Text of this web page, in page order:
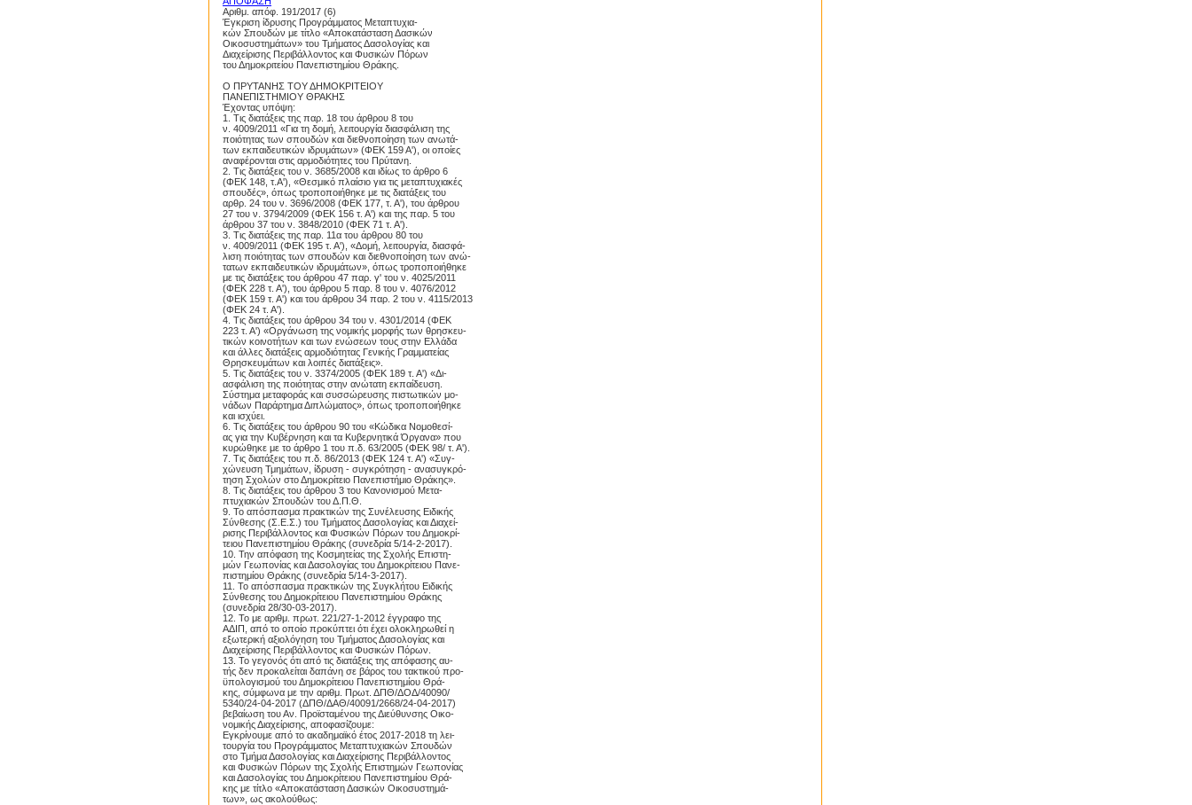
Αριθμ. απόφ. 191/2017 (6)
Έγκριση ίδρυσης Προγράμματος Μεταπτυχια-
κών Σπουδών με τίτλο «Αποκατάσταση Δασικών
Οικοσυστημάτων» του Τμήματος Δασολογίας και
Διαχείρισης Περιβάλλοντος και Φυσικών Πόρων
του Δημοκριτείου Πανεπιστημίου Θράκης.
Ο ΠΡΥΤΑΝΗΣ ΤΟΥ ΔΗΜΟΚΡΙΤΕΙΟΥ
ΠΑΝΕΠΙΣΤΗΜΙΟΥ ΘΡΑΚΗΣ
Έχοντας υπόψη:
1. Τις διατάξεις της παρ. 18 του άρθρου 8 του
ν. 4009/2011 «Για τη δομή, λειτουργία διασφάλιση της
ποιότητας των σπουδών και διεθνοποίηση των ανωτά-
των εκπαιδευτικών ιδρυμάτων» (ΦΕΚ 159 Α'), οι οποίες
αναφέρονται στις αρμοδιότητες του Πρύτανη.
2. Τις διατάξεις του ν. 3685/2008 και ιδίως το άρθρο 6
(ΦΕΚ 148, τ.Α'), «Θεσμικό πλαίσιο για τις μεταπτυχιακές
σπουδές», όπως τροποποιήθηκε με τις διατάξεις του
αρθρ. 24 του ν. 3696/2008 (ΦΕΚ 177, τ. Α'), του άρθρου
27 του ν. 3794/2009 (ΦΕΚ 156 τ. Α') και της παρ. 5 του
άρθρου 37 του ν. 3848/2010 (ΦΕΚ 71 τ. Α').
3. Τις διατάξεις της παρ. 11α του άρθρου 80 του
ν. 4009/2011 (ΦΕΚ 195 τ. Α'), «Δομή, λειτουργία, διασφά-
λιση ποιότητας των σπουδών και διεθνοποίηση των ανώ-
τατων εκπαιδευτικών ιδρυμάτων», όπως τροποποιήθηκε
με τις διατάξεις του άρθρου 47 παρ. γ' του ν. 4025/2011
(ΦΕΚ 228 τ. Α'), του άρθρου 5 παρ. 8 του ν. 4076/2012
(ΦΕΚ 159 τ. Α') και του άρθρου 34 παρ. 2 του ν. 4115/2013
(ΦΕΚ 24 τ. Α').
4. Τις διατάξεις του άρθρου 34 του ν. 4301/2014 (ΦΕΚ
223 τ. Α') «Οργάνωση της νομικής μορφής των θρησκευ-
τικών κοινοτήτων και των ενώσεων τους στην Ελλάδα
και άλλες διατάξεις αρμοδιότητας Γενικής Γραμματείας
Θρησκευμάτων και λοιπές διατάξεις».
5. Τις διατάξεις του ν. 3374/2005 (ΦΕΚ 189 τ. Α') «Δι-
ασφάλιση της ποιότητας στην ανώτατη εκπαίδευση.
Σύστημα μεταφοράς και συσσώρευσης πιστωτικών μο-
νάδων Παράρτημα Διπλώματος», όπως τροποποιήθηκε
και ισχύει.
6. Τις διατάξεις του άρθρου 90 του «Κώδικα Νομοθεσί-
ας για την Κυβέρνηση και τα Κυβερνητικά Όργανα» που
κυρώθηκε με το άρθρο 1 του π.δ. 63/2005 (ΦΕΚ 98/ τ. Α').
7. Τις διατάξεις του π.δ. 86/2013 (ΦΕΚ 124 τ. Α') «Συγ-
χώνευση Τμημάτων, ίδρυση - συγκρότηση - ανασυγκρό-
τηση Σχολών στο Δημοκρίτειο Πανεπιστήμιο Θράκης».
8. Τις διατάξεις του άρθρου 3 του Κανονισμού Μετα-
πτυχιακών Σπουδών του Δ.Π.Θ.
9. Το απόσπασμα πρακτικών της Συνέλευσης Ειδικής
Σύνθεσης (Σ.Ε.Σ.) του Τμήματος Δασολογίας και Διαχεί-
ρισης Περιβάλλοντος και Φυσικών Πόρων του Δημοκρί-
τειου Πανεπιστημίου Θράκης (συνεδρία 5/14-2-2017).
10. Την απόφαση της Κοσμητείας της Σχολής Επιστη-
μών Γεωπονίας και Δασολογίας του Δημοκρίτειου Πανε-
πιστημίου Θράκης (συνεδρία 5/14-3-2017).
11. Το απόσπασμα πρακτικών της Συγκλήτου Ειδικής
Σύνθεσης του Δημοκρίτειου Πανεπιστημίου Θράκης
(συνεδρία 28/30-03-2017).
12. Το με αριθμ. πρωτ. 221/27-1-2012 έγγραφο της
ΑΔΙΠ, από το οποίο προκύπτει ότι έχει ολοκληρωθεί η
εξωτερική αξιολόγηση του Τμήματος Δασολογίας και
Διαχείρισης Περιβάλλοντος και Φυσικών Πόρων.
13. Το γεγονός ότι από τις διατάξεις της απόφασης αυ-
τής δεν προκαλείται δαπάνη σε βάρος του τακτικού προ-
ϋπολογισμού του Δημοκρίτειου Πανεπιστημίου Θρά-
κης, σύμφωνα με την αριθμ. Πρωτ. ΔΠΘ/ΔΟΔ/40090/
5340/24-04-2017 (ΔΠΘ/ΔΑΘ/40091/2668/24-04-2017)
βεβαίωση του Αν. Προϊσταμένου της Διεύθυνσης Οικο-
νομικής Διαχείρισης, αποφασίζουμε:
Εγκρίνουμε από το ακαδημαϊκό έτος 2017-2018 τη λει-
τουργία του Προγράμματος Μεταπτυχιακών Σπουδών
στο Τμήμα Δασολογίας και Διαχείρισης Περιβάλλοντος
και Φυσικών Πόρων της Σχολής Επιστημών Γεωπονίας
και Δασολογίας του Δημοκρίτειου Πανεπιστημίου Θρά-
κης με τίτλο «Αποκατάσταση Δασικών Οικοσυστημά-
των», ως ακολούθως: